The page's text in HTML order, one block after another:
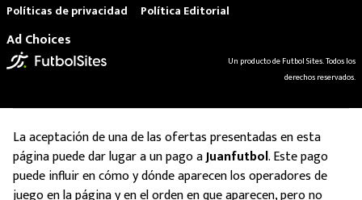
Políticas de privacidad
Política Editorial
Ad Choices
Un producto de Futbol Sites. Todos los
derechos reservados.
La aceptación de una de las ofertas presentadas en esta
página puede dar lugar a un pago aJuanfutbol. Este pago
puede influir en cómo y dónde aparecen los operadores de